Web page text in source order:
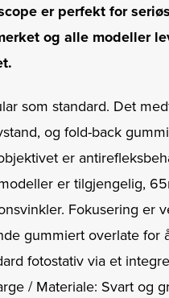
er perfekt for
og alle modeller
som standard. Det
og fold-back
er
er tilgjengelig,
Fokusering er
gummiert overlate for
fotostativ via et
/ Materiale: Svart og